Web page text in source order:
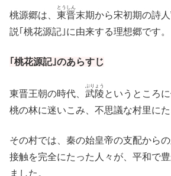
桃源郷は、 東晋
とうしん
末期から宋初期の詩人
説｢桃花源記｣に由来する理想郷です。
｢桃花源記｣のあらすじ
東晋王朝の時代、 武陵
ぶりょう
というところ
桃の林に迷いこみ、不思議な村里にた
その村では、秦の始皇帝の支配から
接触を完全にたった人々が、平和で
ました。